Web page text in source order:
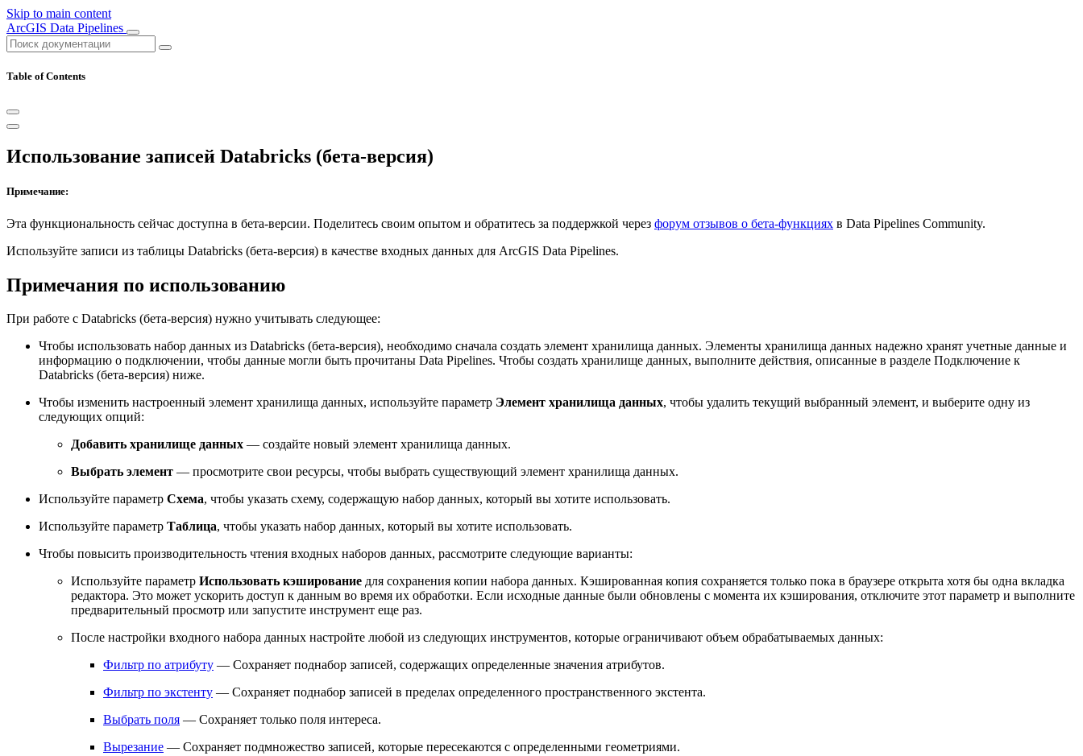
Skip to main content
ArcGIS Data Pipelines
Table of Contents
Использование записей Databricks (бета-версия)
Примечание:
Эта функциональность сейчас доступна в бета-версии. Поделитесь своим опытом и обратитесь за поддержкой через форум отзывов о бета-функциях в Data Pipelines Community.
Используйте записи из таблицы Databricks (бета-версия) в качестве входных данных для ArcGIS Data Pipelines.
Примечания по использованию
При работе с Databricks (бета-версия) нужно учитывать следующее:
Чтобы использовать набор данных из Databricks (бета-версия), необходимо сначала создать элемент хранилища данных. Элементы хранилища данных надежно хранят учетные данные и
информацию о подключении, чтобы данные могли быть прочитаны Data Pipelines. Чтобы создать хранилище данных, выполните действия, описанные в разделе Подключение к
Databricks (бета-версия) ниже.
Чтобы изменить настроенный элемент хранилища данных, используйте параметр Элемент хранилища данных, чтобы удалить текущий выбранный элемент, и выберите одну из
следующих опций:
Добавить хранилище данных — создайте новый элемент хранилища данных.
Выбрать элемент — просмотрите свои ресурсы, чтобы выбрать существующий элемент хранилища данных.
Используйте параметр Схема, чтобы указать схему, содержащую набор данных, который вы хотите использовать.
Используйте параметр Таблица, чтобы указать набор данных, который вы хотите использовать.
Чтобы повысить производительность чтения входных наборов данных, рассмотрите следующие варианты:
Используйте параметр Использовать кэширование для сохранения копии набора данных. Кэшированная копия сохраняется только пока в браузере открыта хотя бы одна вкладка
редактора. Это может ускорить доступ к данным во время их обработки. Если исходные данные были обновлены с момента их кэширования, отключите этот параметр и выполните
предварительный просмотр или запустите инструмент еще раз.
После настройки входного набора данных настройте любой из следующих инструментов, которые ограничивают объем обрабатываемых данных:
Фильтр по атрибуту — Сохраняет поднабор записей, содержащих определенные значения атрибутов.
Фильтр по экстенту — Сохраняет поднабор записей в пределах определенного пространственного экстента.
Выбрать поля — Сохраняет только поля интереса.
Вырезание — Сохраняет подмножество записей, которые пересекаются с определенными геометриями.